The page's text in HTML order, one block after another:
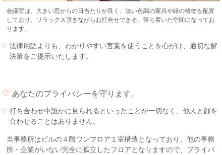
会議室は、大きい窓からの日当たりが良く、淡い色調の家具や緑の植物を配置
しており、リラックス頂きながらお打合せできる、落ち着いた空間になってお
ります。
法律用語よりも、わかりやすい言葉を使うことを心がけ、適切な解
決策をご提示いたします。
あなたのプライバシーを守ります。
打ち合わせ中誰かに見られるといったことが一切なく、他人と顔を
合わせることはありません。
当事務所はビルの４階ワンフロア１室構造となっており、他の事務
所・企業がいない完全に孤立したフロアとなりますので、プライバ